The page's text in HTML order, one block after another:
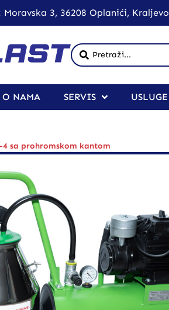
Moravska 3, 36208 Oplanići, Kraljevo
O NAMA SERVIS USLUGE
4 sa prohromskom kantom